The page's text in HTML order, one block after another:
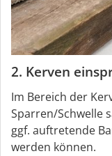
2. Kerven
Im Bereich der
Sparren/Schwelle
ggf. auftretende
werden können.